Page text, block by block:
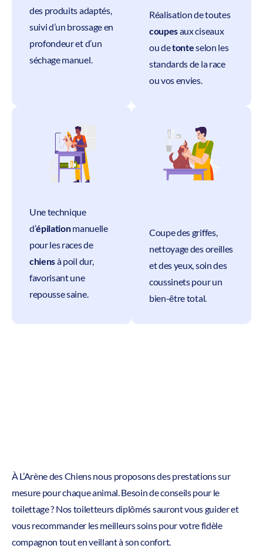
des produits adaptés,
suivi d’un brossage en
profondeur et d’un
séchage manuel.
Réalisation de toutes
coupesaux ciseaux
ou detonteselon les
standards de la race
ou vos envies.
Une technique
d’épilationmanuelle
pour les races de
chiensà poil dur,
favorisant une
repousse saine.
Coupe des griffes,
nettoyage des oreilles
et des yeux, soin des
coussinets pour un
bien-être total.
À L’Arène des Chiens nous proposons des prestations sur
mesure pour chaque animal. Besoin de conseils pour le
toilettage ? Nos toiletteurs diplômés sauront vous guider et
vous recommander les meilleurs soins pour votre fidèle
compagnon tout en veillant à son confort.